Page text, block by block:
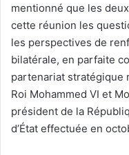
mentionné que les
cette réunion les
les perspectives de
bilatérale, en parfaite
partenariat stratégique
Roi Mohammed VI et
président de la
d’État effectuée en